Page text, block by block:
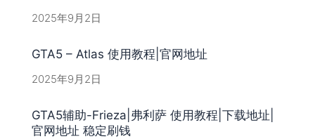
2025年9月2日
GTA5 – Atlas 使用教程|官网地址
2025年9月2日
GTA5辅助-Frieza|弗利萨 使用教程|下载地址|
官网地址 稳定刷钱